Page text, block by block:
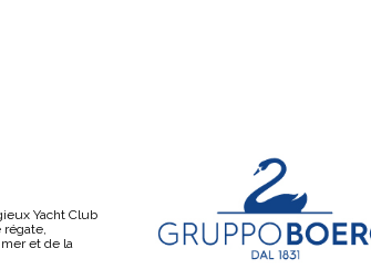
Yacht Club
régate,
et de la